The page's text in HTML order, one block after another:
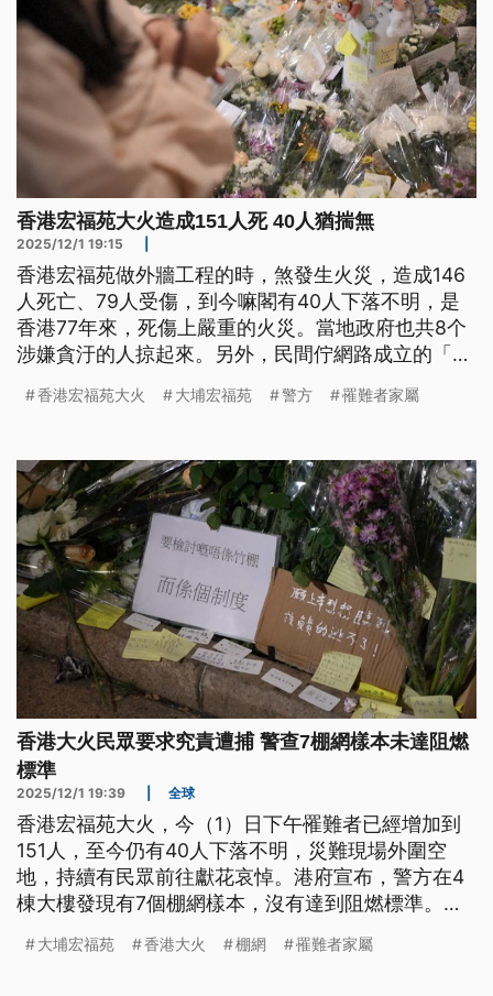
香港宏福苑大火造成151人死 40人猶揣無
2025/12/1 19:15
香港宏福苑做外牆工程的時，煞發生火災，造成146
人死亡、79人受傷，到今嘛閣有40人下落不明，是
香港77年來，死傷上嚴重的火災。當地政府也共8个
涉嫌貪汙的人掠起來。另外，民間佇網路成立的「大
「煽動怨恨政府」的罪名掠起來。（新聞標題、導言
香港宏福苑大火 大埔宏福苑 警方 罹難者家屬
香港大火民眾要求究責遭捕 警查7棚網樣本未達阻燃
標準
2025/12/1 19:39 全球
香港宏福苑大火，今（1）日下午罹難者已經增加到
151人，至今仍有40人下落不明，災難現場外圍空
地，持續有民眾前往獻花哀悼。港府宣布，警方在4
棟大樓發現有7個棚網樣本，沒有達到阻燃標準。廉
的人員；另一方面，民間在網路自動成立的「大埔宏
大埔宏福苑 香港大火 棚網 罹難者家屬